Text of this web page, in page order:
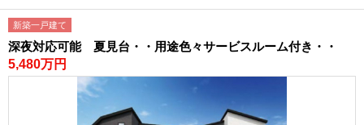
新築一戸建て
深夜対応可能 夏見台・・用途色々サービスルーム付き・・
5,480万円